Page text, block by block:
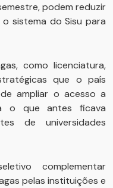
podem reduzir
sistema do Sisu para
como licenciatura,
que o país
ampliar o acesso a
o que antes ficava
de universidades
complementar
pelas instituições e